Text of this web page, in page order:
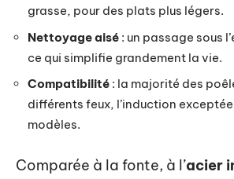
grasse, pour des plats plus légers.
Nettoyage aisé : un passage sous
ce qui simplifie grandement la vie.
Compatibilité : la majorité des
différents feux, l’induction
modèles.
Comparée à la fonte, à l’acier